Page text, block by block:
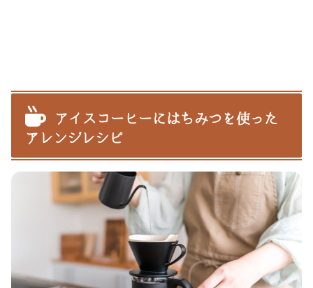
アイスコーヒーにはちみつを使った
アレンジレシピ